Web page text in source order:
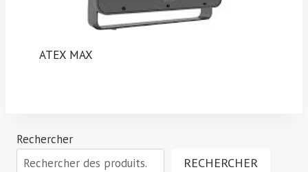
ATEX MAX
Rechercher
RECHERCHER